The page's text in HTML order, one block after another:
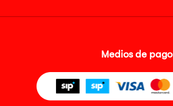
Medios de pago